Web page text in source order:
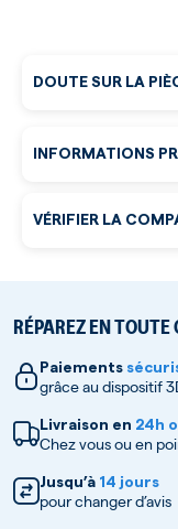
DOUTE SUR LA
INFORMATIONS
RÉPAREZ EN
Paiements
grâce au dispositif
Livraison en 24h
Chez vous ou en
Jusqu’à 14 jours
pour changer d’avis
VÉRIFIER LA